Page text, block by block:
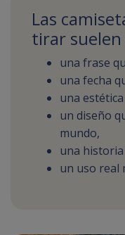
Las
tirar
una frase
una fecha
una
un diseño
mundo,
una
un uso real